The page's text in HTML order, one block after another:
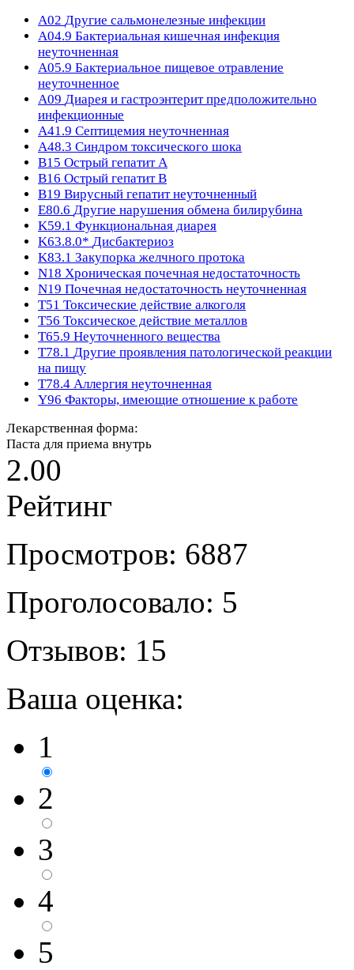
A02 Другие сальмонелезные инфекции
A04.9 Бактериальная кишечная инфекция
неуточненная
A05.9 Бактериальное пищевое отравление
неуточненное
A09 Диарея и гастроэнтерит предположительно
инфекционные
A41.9 Септицемия неуточненная
A48.3 Синдром токсического шока
B15 Острый гепатит A
B16 Острый гепатит B
B19 Вирусный гепатит неуточненный
E80.6 Другие нарушения обмена билирубина
K59.1 Функциональная диарея
K63.8.0* Дисбактериоз
K83.1 Закупорка желчного протока
N18 Хроническая почечная недостаточность
N19 Почечная недостаточность неуточненная
T51 Токсические действие алкоголя
T56 Токсическое действие металлов
T65.9 Неуточненного вещества
T78.1 Другие проявления патологической реакции
на пищу
T78.4 Аллергия неуточненная
Y96 Факторы, имеющие отношение к работе
Лекарственная форма:
Паста для приема внутрь
2.00
Рейтинг
Просмотров: 6887
Проголосовало: 5
Отзывов: 15
Ваша оценка:
1
2
3
4
5